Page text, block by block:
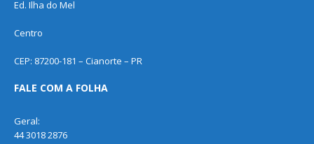
Ed. Ilha do Mel
Centro
CEP: 87200-181 – Cianorte – PR
FALE COM A FOLHA
Geral:
44 3018 2876